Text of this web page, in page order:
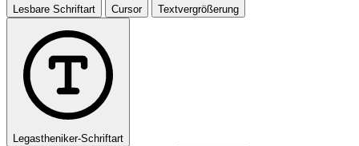
Lesbare Schriftart Cursor Textvergrößerung
Legastheniker-Schriftart